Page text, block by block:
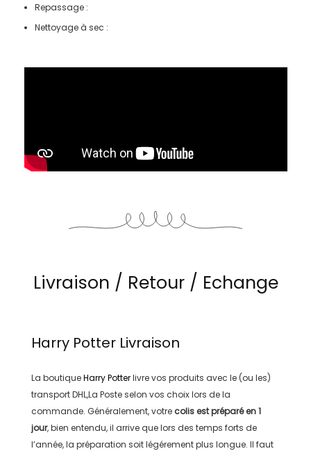
Repassage :
Nettoyage à sec :
Livraison / Retour / Echange
Harry PotterLivraison
La boutiqueHarry Potterlivre vos produits avec le (ou les)
transportDHL,La Posteselon vos choix lors de la
commande. Généralement, votre colis est préparé en1
jour, bien entendu, il arrive que lors des temps forts de
l’année, la préparation soit légérement plus longue. Il faut